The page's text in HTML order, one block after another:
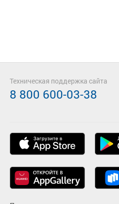
Техническая поддержка сайта
8 800 600-03-38